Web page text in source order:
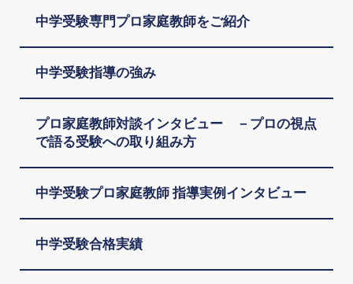
中学受験専門プロ家庭教師をご紹介
中学受験指導の強み
プロ家庭教師対談インタビュー －プロの視点
で語る受験への取り組み方
中学受験プロ家庭教師 指導実例インタビュー
中学受験合格実績